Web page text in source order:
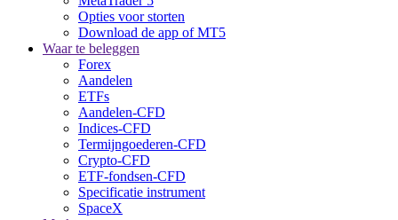
Opties voor storten
Download de app of MT5
Waar te beleggen
Forex
Aandelen
ETFs
Aandelen-CFD
Indices-CFD
Termijngoederen-CFD
Crypto-CFD
ETF-fondsen-CFD
Specificatie instrument
SpaceX